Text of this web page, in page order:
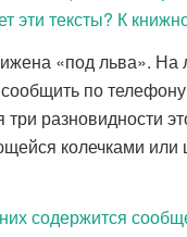
эти тексты? К
«под льва».
по
разновидности
колечками
содержится